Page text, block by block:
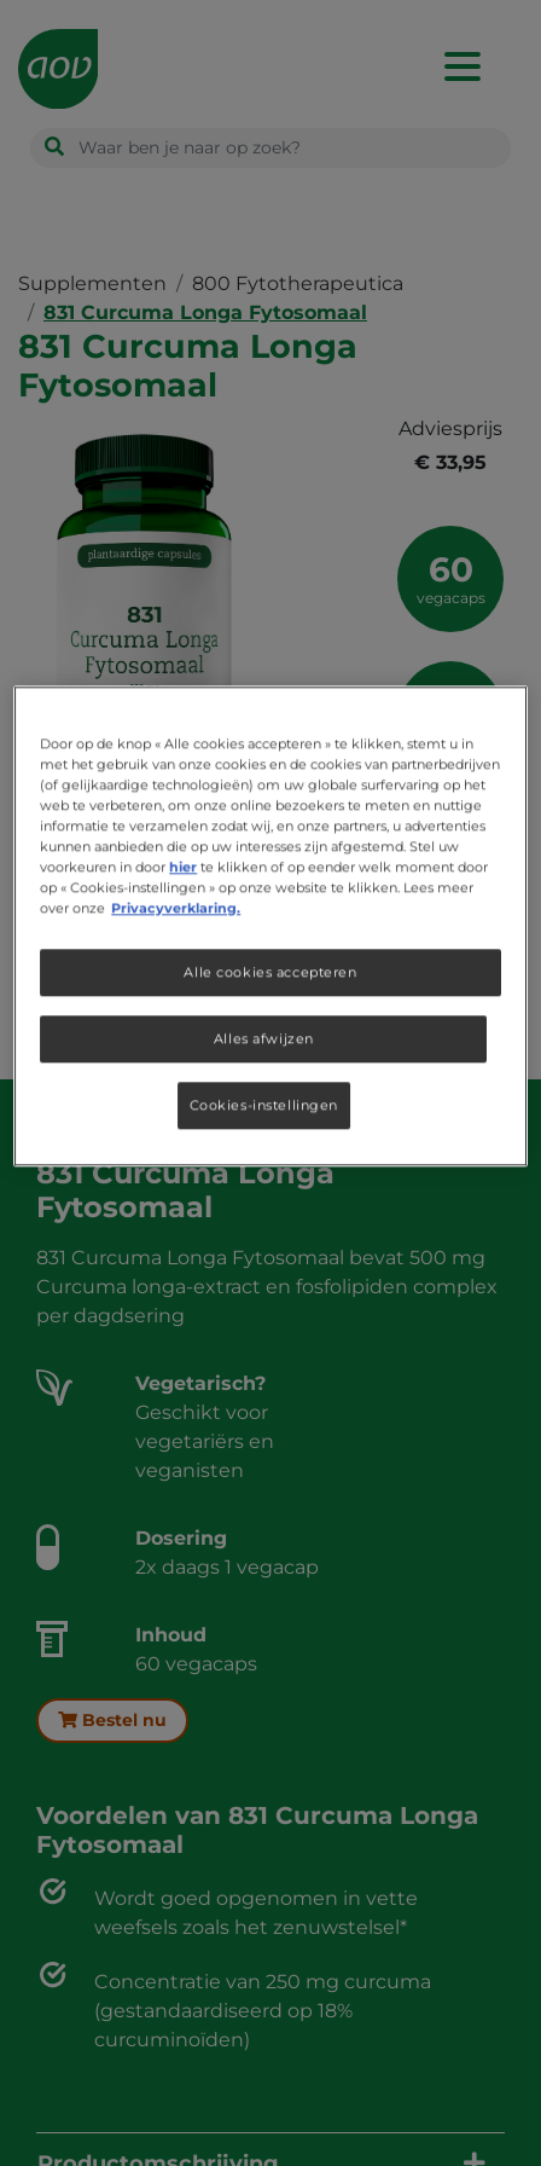
Main
navigation
Supplementen
800 Fytotherapeutica
831 Curcuma Longa Fytosomaal
831 Curcuma Longa
Fytosomaal
Adviesprijs
€ 33,95
60
vegacaps
831 Curcuma Longa
Fytosomaal
831 Curcuma Longa Fytosomaal bevat 500 mg
Curcuma longa-extract en fosfolipiden complex
per dagdsering
Vegetarisch?
Geschikt voor
vegetariërs en
veganisten
Dosering
2x daags 1 vegacap
Inhoud
60 vegacaps
Bestel nu
Voordelen van 831 Curcuma Longa
Fytosomaal
Wordt goed opgenomen in vette
weefsels zoals het zenuwstelsel*
Concentratie van 250 mg curcuma
(gestandaardiseerd op 18%
curcuminoïden)
Door op de knop « Alle cookies accepteren » te klikken, stemt u in
met het gebruik van onze cookies en de cookies van partnerbedrijven
(of gelijkaardige technologieën) om uw globale surfervaring op het
web te verbeteren, om onze online bezoekers te meten en nuttige
informatie te verzamelen zodat wij, en onze partners, u advertenties
kunnen aanbieden die op uw interesses zijn afgestemd. Stel uw
voorkeuren in doorhier te klikken of op eender welk moment door
op « Cookies-instellingen » op onze website te klikken. Lees meer
over onze Privacyverklaring.
Alles afwijzen
Alle cookies accepteren
Cookies-instellingen